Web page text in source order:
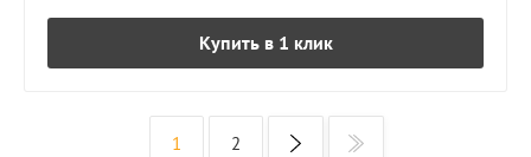
Купить в 1 клик
1 2